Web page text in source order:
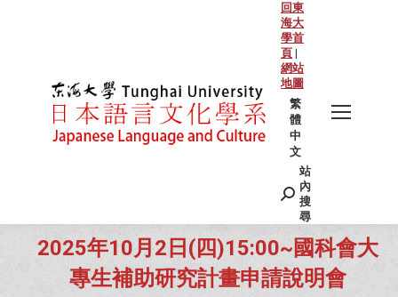
回東
海大
學首
頁 |
網站
地圖
繁
體
中
文
Search:
站
內
搜
尋
2025年10月2日(四)15:00~國科會大
專生補助研究計畫申請說明會